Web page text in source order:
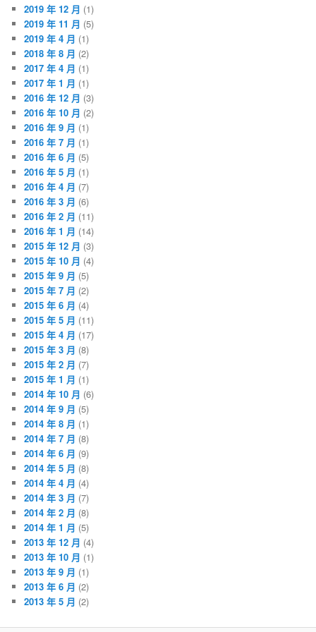
2019 年 12 月 (1)
2019 年 11 月 (5)
2019 年 4 月 (1)
2018 年 8 月 (2)
2017 年 4 月 (1)
2017 年 1 月 (1)
2016 年 12 月 (3)
2016 年 10 月 (2)
2016 年 9 月 (1)
2016 年 7 月 (1)
2016 年 6 月 (5)
2016 年 5 月 (1)
2016 年 4 月 (7)
2016 年 3 月 (6)
2016 年 2 月 (11)
2016 年 1 月 (14)
2015 年 12 月 (3)
2015 年 10 月 (4)
2015 年 9 月 (5)
2015 年 7 月 (2)
2015 年 6 月 (4)
2015 年 5 月 (11)
2015 年 4 月 (17)
2015 年 3 月 (8)
2015 年 2 月 (7)
2015 年 1 月 (1)
2014 年 10 月 (6)
2014 年 9 月 (5)
2014 年 8 月 (1)
2014 年 7 月 (8)
2014 年 6 月 (9)
2014 年 5 月 (8)
2014 年 4 月 (4)
2014 年 3 月 (7)
2014 年 2 月 (8)
2014 年 1 月 (5)
2013 年 12 月 (4)
2013 年 10 月 (1)
2013 年 9 月 (1)
2013 年 6 月 (2)
2013 年 5 月 (2)